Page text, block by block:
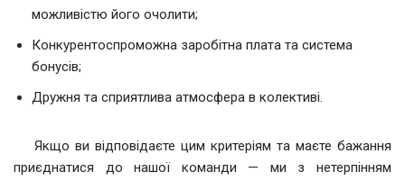
можливістю його очолити;
Конкурентоспроможна заробітна плата та система
бонусів;
Дружня та сприятлива атмосфера в колективі.
Якщо ви відповідаєте цим критеріям та маєте бажання
приєднатися до нашої команди — ми з нетерпінням